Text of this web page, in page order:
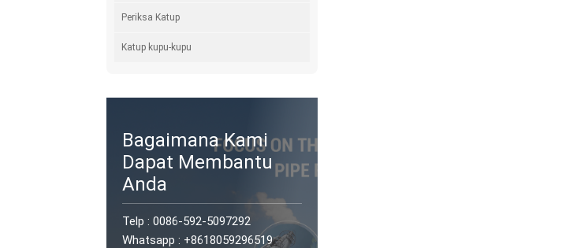
Periksa Katup
Katup kupu-kupu
Bagaimana Kami
Dapat Membantu
Anda
Telp : 0086-592-5097292
Whatsapp : +8618059296519